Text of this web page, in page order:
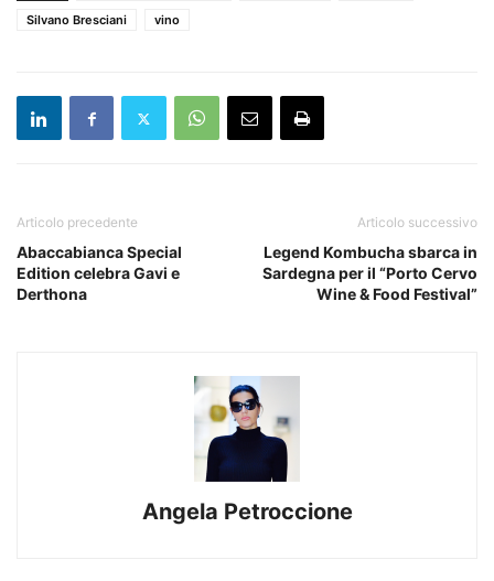
Silvano Bresciani
vino
Articolo precedente
Abaccabianca Special
Edition celebra Gavi e
Derthona
Articolo successivo
Legend Kombucha sbarca in
Sardegna per il “Porto Cervo
Wine & Food Festival”
Angela Petroccione